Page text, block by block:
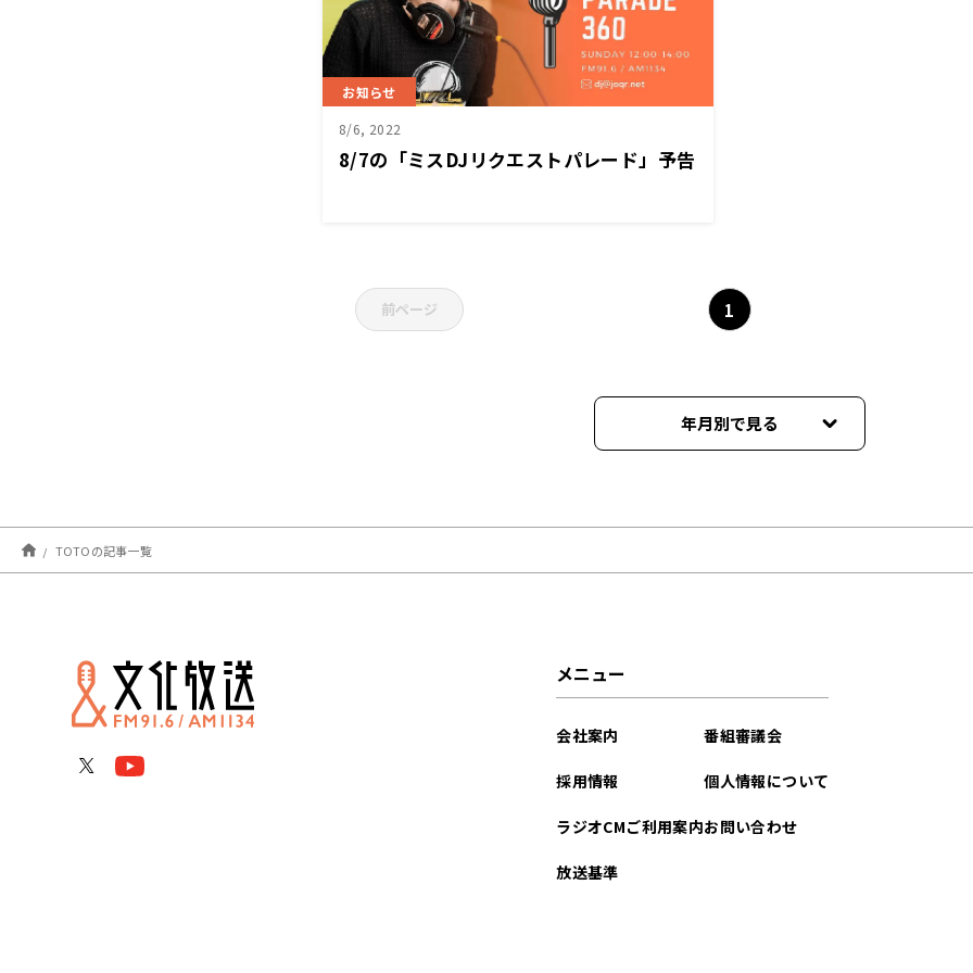
お知らせ
8/6, 2022
8/7の「ミスDJリクエストパレード」予告
前ページ 1
年月別で見る
TOTOの記事一覧
メニュー
会社案内
採用情報
ラジオCMご利用案内
放送基準
番組審議会
個人情報について
お問い合わせ